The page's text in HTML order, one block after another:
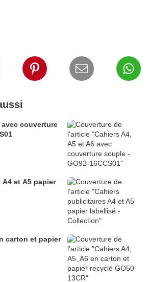
avec couverture
et A5 papier
carton et papier